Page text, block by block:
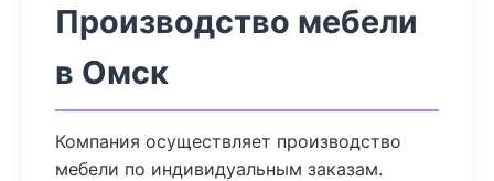
Производство мебели
в Омск
Компания осуществляет производство
мебели по индивидуальным заказам.